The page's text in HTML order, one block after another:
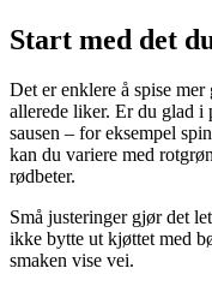
Start med det
Det er enklere å spise
allerede liker. Er du glad i
sausen – for eksempel
kan du variere med
rødbeter.
Små justeringer gjør det
ikke bytte ut kjøttet med
smaken vise vei.